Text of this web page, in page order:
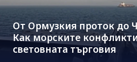
От Ормузкия проток до
Как морските
световната търговия